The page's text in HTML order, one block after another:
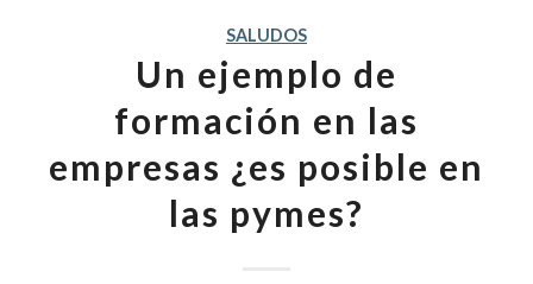
SALUDOS
Un ejemplo de
formación en las
empresas ¿es posible en
las pymes?